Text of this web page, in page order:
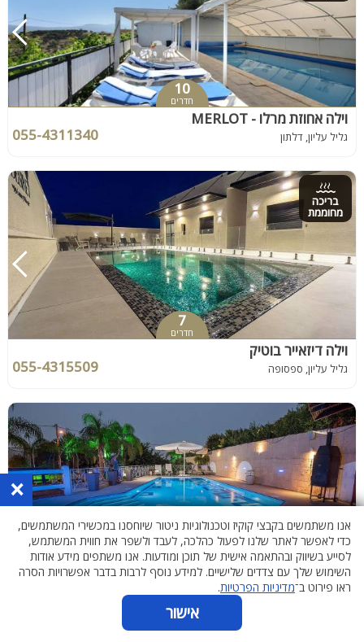
10
חדרים
וילה אחוזת מרלו - MERLOT
גליל עליון, דלתון 055-4311340
בריכה
מחוממת
7
חדרים
וילה דיזאייר בוטיק
גליל עליון, ספסופה 055-4315509
9
חדרים
אחוזת הנרקיס 42
מכבדים שוברי מילואים
×
אנו משתמשים בקבצי קוקיז וטכנולוגיות ניטור שיוחסנו במכשירי המשתמשים,
כדי לאפשר לאתר שלנו לפעול כהלכה, לעבד ולשפר את חווית המשתמש,
לסייע בשיווק ובהתאמה אישית של תוכן ומודעות. אנו משתפים מידע אודות
השימוש שלך עם צדדים שלישיים. למידע נוסף לרבות בדבר אפשרויות הסרה
ראו פירוט ב־מדיניות הפרטיות.
אישור